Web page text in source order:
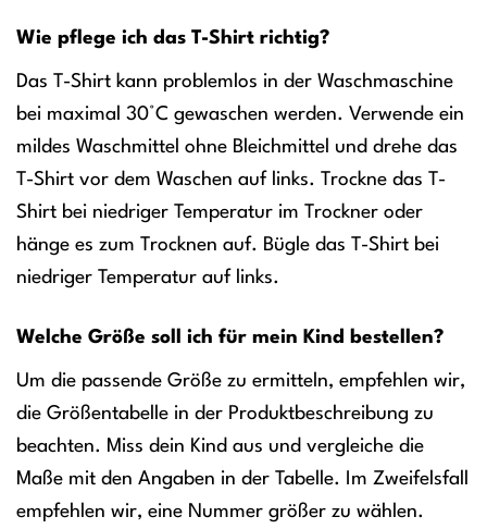
Wie pflege ich das T-Shirt richtig?
Das T-Shirt kann problemlos in der Waschmaschine
bei maximal 30°C gewaschen werden. Verwende ein
mildes Waschmittel ohne Bleichmittel und drehe das
T-Shirt vor dem Waschen auf links. Trockne das T-
Shirt bei niedriger Temperatur im Trockner oder
hänge es zum Trocknen auf. Bügle das T-Shirt bei
niedriger Temperatur auf links.
Welche Größe soll ich für mein Kind bestellen?
Um die passende Größe zu ermitteln, empfehlen wir,
die Größentabelle in der Produktbeschreibung zu
beachten. Miss dein Kind aus und vergleiche die
Maße mit den Angaben in der Tabelle. Im Zweifelsfall
empfehlen wir, eine Nummer größer zu wählen.